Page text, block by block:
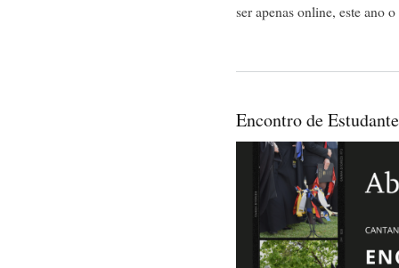
ser apenas online, este ano
Encontro de